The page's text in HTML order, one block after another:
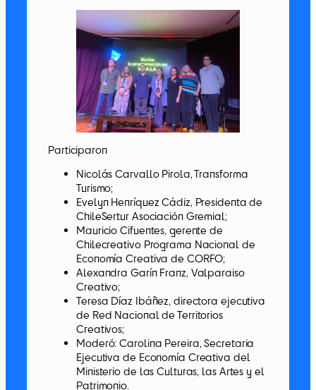
Participaron
Nicolás Carvallo Pirola, Transforma
Turismo;
Evelyn Henríquez Cádiz, Presidenta de
ChileSertur Asociación Gremial;
Mauricio Cifuentes, gerente de
Chilecreativo Programa Nacional de
Economía Creativa de CORFO;
Alexandra Garín Franz, Valparaiso
Creativo;
Teresa Díaz Ibáñez, directora ejecutiva
de Red Nacional de Territorios
Creativos;
Moderó: Carolina Pereira, Secretaria
Ejecutiva de Economía Creativa del
Ministerio de las Culturas, las Artes y el
Patrimonio.